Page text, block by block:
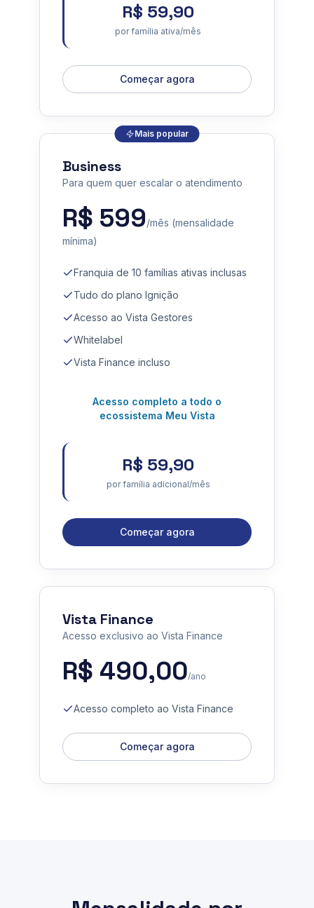
R$ 59,90
por família ativa/mês
Começar agora
Mais popular
Business
Para quem quer escalar o atendimento
R$ 599/mês (mensalidade
mínima)
Franquia de 10 famílias ativas inclusas
Tudo do plano Ignição
Acesso ao Vista Gestores
Whitelabel
Vista Finance incluso
Acesso completo a todo o
ecossistema Meu Vista
R$ 59,90
por família adicional/mês
Começar agora
Vista Finance
Acesso exclusivo ao Vista Finance
R$ 490,00/ano
Acesso completo ao Vista Finance
Começar agora